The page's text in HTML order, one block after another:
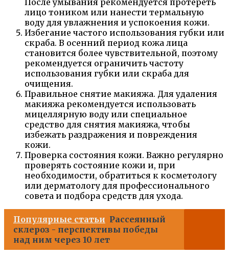
лицо тоником или нанести термальную
воду для увлажнения и успокоения кожи.
Избегание частого использования губки или
скраба. В осенний период кожа лица
становится более чувствительной, поэтому
рекомендуется ограничить частоту
использования губки или скраба для
очищения.
Правильное снятие макияжа. Для удаления
макияжа рекомендуется использовать
мицеллярную воду или специальное
средство для снятия макияжа, чтобы
избежать раздражения и повреждения
кожи.
Проверка состояния кожи. Важно регулярно
проверять состояние кожи и, при
необходимости, обратиться к косметологу
или дерматологу для профессионального
совета и подбора средств для ухода.
Популярные статьи Рассеянный
склероз - перспективы победы
над ним через 10 лет